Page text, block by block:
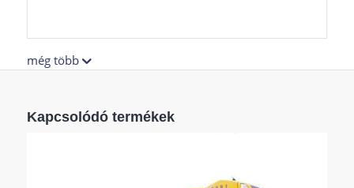
még több
Kapcsolódó termékek